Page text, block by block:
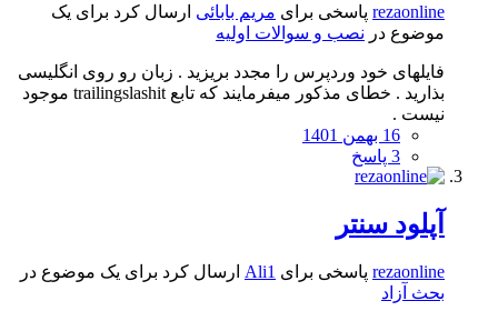
rezaonline پاسخی برای مریم بابائی ارسال کرد برای یک
موضوع در نصب و سوالات اولیه
فایلهای خود وردپرس را مجدد بریزید . زبان رو روی انگلیسی
بذارید . خطای مذکور میفرمایند که تابع trailingslashit موجود
نیست .
16 بهمن 1401
3 پاسخ
آپلود سنتر
rezaonline پاسخی برای Ali1 ارسال کرد برای یک موضوع در
بحث آزاد